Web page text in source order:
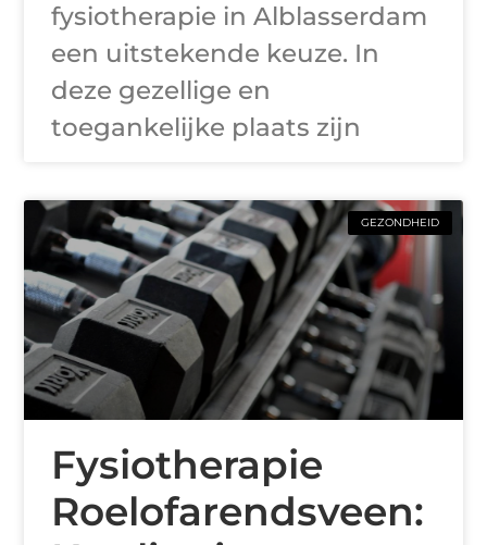
fysiotherapie in Alblasserdam
een uitstekende keuze. In
deze gezellige en
toegankelijke plaats zijn
GEZONDHEID
Fysiotherapie
Roelofarendsveen: